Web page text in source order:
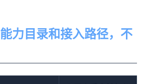
力目录和接入路径，不